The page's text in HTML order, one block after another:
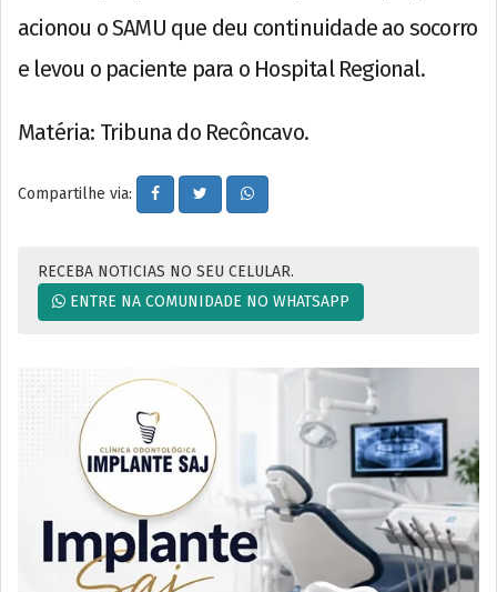
acionou o SAMU que deu continuidade ao socorro
e levou o paciente para o Hospital Regional.
Matéria: Tribuna do Recôncavo.
Compartilhe via:
RECEBA NOTICIAS NO SEU CELULAR.
ENTRE NA COMUNIDADE NO WHATSAPP